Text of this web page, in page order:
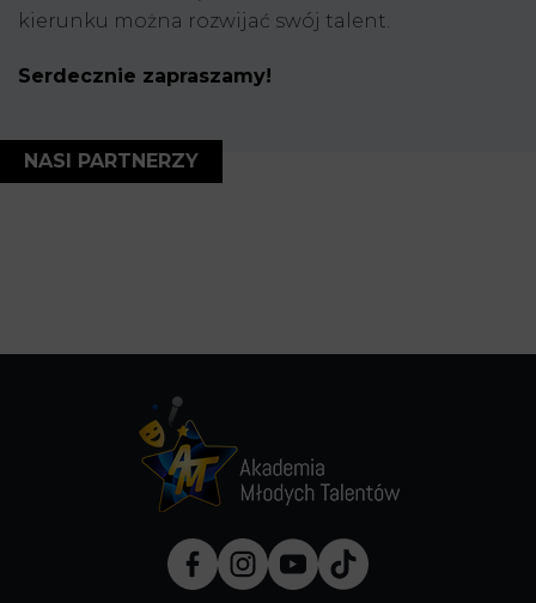
kierunku można rozwijać swój talent.
Serdecznie zapraszamy!
NASI PARTNERZY